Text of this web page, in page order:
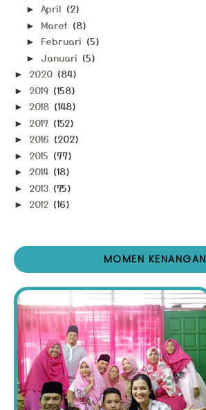
► April (2)
► Maret (8)
► Februari (5)
► Januari (5)
► 2020 (84)
► 2019 (158)
► 2018 (148)
► 2017 (152)
► 2016 (202)
► 2015 (77)
► 2014 (18)
► 2013 (75)
► 2012 (16)
MOMEN KENANGAN